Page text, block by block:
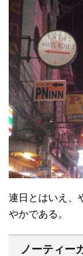
連日とはいえ、
やかである。
ノーティー